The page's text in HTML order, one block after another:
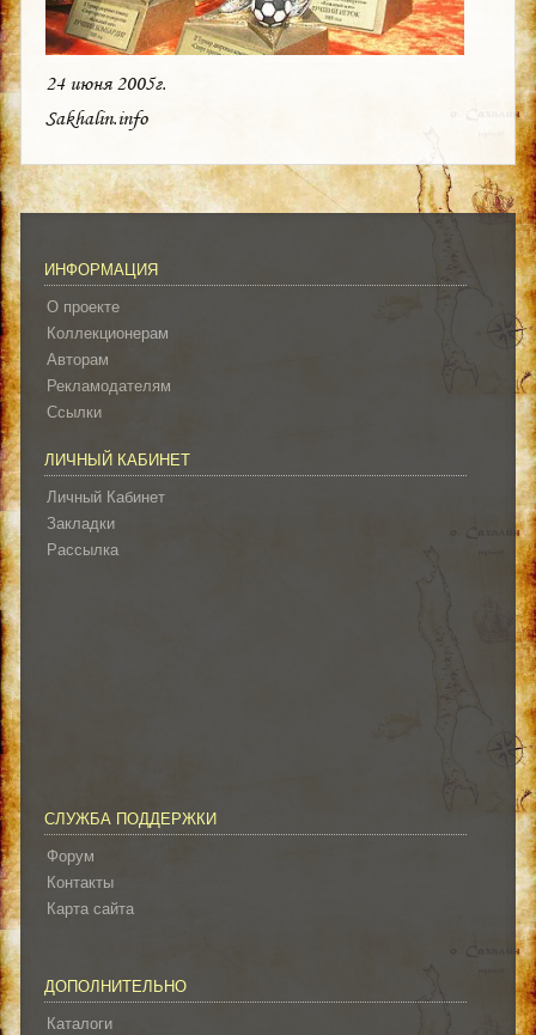
24 июня 2005г.
Sakhalin.info
ИНФОРМАЦИЯ
О проекте
Коллекционерам
Авторам
Рекламодателям
Ссылки
ЛИЧНЫЙ КАБИНЕТ
Личный Кабинет
Закладки
Рассылка
СЛУЖБА ПОДДЕРЖКИ
Форум
Контакты
Карта сайта
ДОПОЛНИТЕЛЬНО
Каталоги